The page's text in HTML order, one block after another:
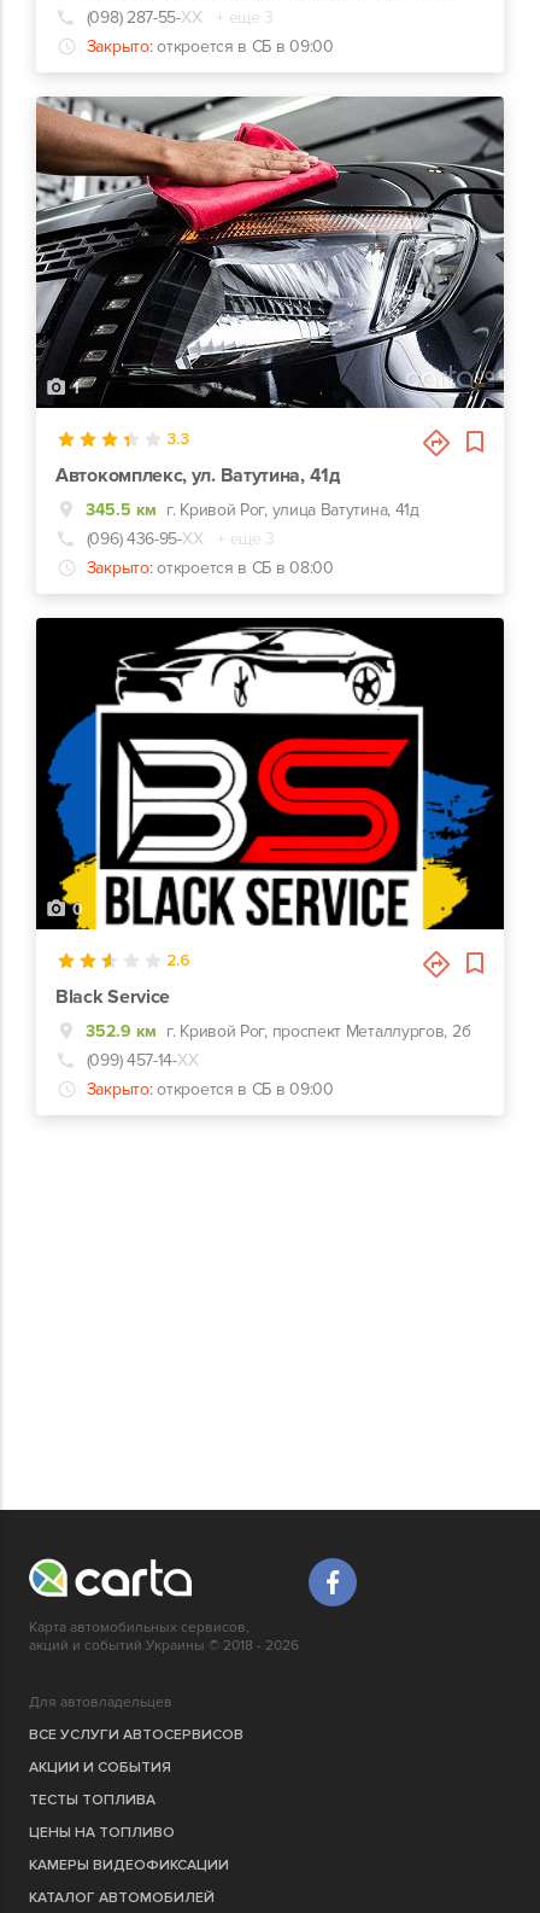
(098) 287-55-ХХ
+ еще 3
Закрыто: откроется в СБ в 09:00
1
3.3
Автокомплекс, ул. Ватутина, 41д
345.5 км г. Кривой Рог, улица Ватутина, 41д
(096) 436-95-ХХ
+ еще 3
Закрыто: откроется в СБ в 08:00
0
2.6
Black Service
352.9 км г. Кривой Рог, проспект Металлургов, 2б
(099) 457-14-ХХ
Закрыто: откроется в СБ в 09:00
Карта автомобильных сервисов,
акций и событий Украины © 2018 - 2026
Для автовладельцев
ВСЕ УСЛУГИ АВТОСЕРВИСОВ
АКЦИИ И СОБЫТИЯ
ТЕСТЫ ТОПЛИВА
ЦЕНЫ НА ТОПЛИВО
КАМЕРЫ ВИДЕОФИКСАЦИИ
КАТАЛОГ АВТОМОБИЛЕЙ